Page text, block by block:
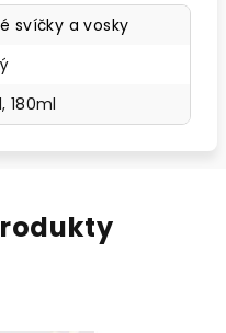
svíčky a vosky
180ml